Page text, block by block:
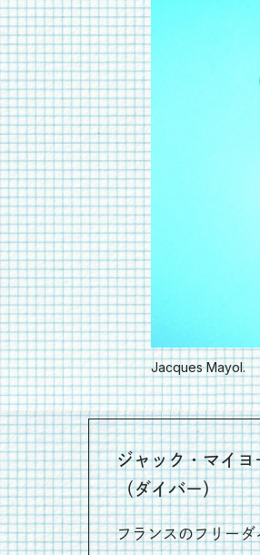
Jacques Mayol.
ジャック・マイ
（ダイバー）
フランスのフリー